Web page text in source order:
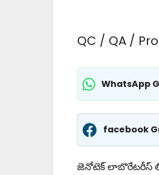
QC / QA /
WhatsApp
facebook
జెనోటెక్ లాబొరేటరీస్